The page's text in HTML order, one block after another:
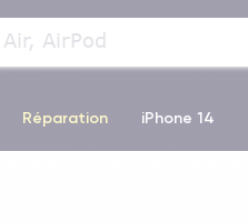
Réparation iPhone 14